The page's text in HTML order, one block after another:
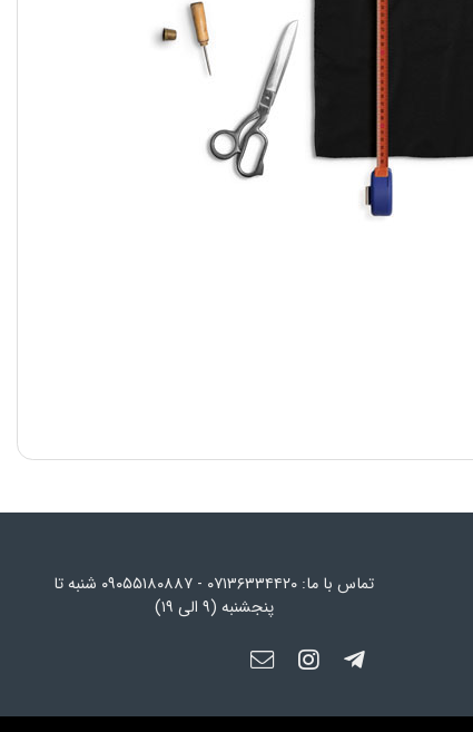
تماس با ما: ۰۷۱۳۶۳۳۴۴۲۰ - ۰۹۰۵۵۱۸۰۸۸۷ شنبه تا
پنجشنبه (۹ الی ۱۹)